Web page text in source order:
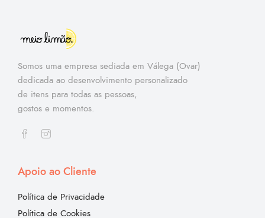
Somos uma empresa sediada em Válega (Ovar)
dedicada ao desenvolvimento personalizado
de itens para todas as pessoas,
gostos e momentos.
Apoio ao Cliente
Política de Privacidade
Política de Cookies